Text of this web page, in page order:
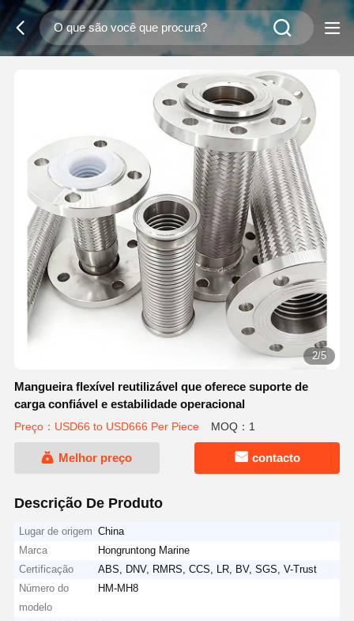
2/5
Mangueira flexível reutilizável que oferece suporte de
carga confiável e estabilidade operacional
Preço：USD66 to USD666 Per Piece MOQ：1
Melhor preço contacto
Descrição De Produto
Lugar de origem China
Marca
Hongruntong Marine
Certificação
ABS, DNV, RMRS, CCS, LR, BV, SGS, V-Trust
Número do
modelo
HM-MH8